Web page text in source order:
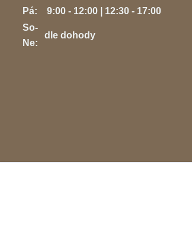
Pá:
9:00 - 12:00 | 12:30 - 17:00
So-
Ne:
dle dohody